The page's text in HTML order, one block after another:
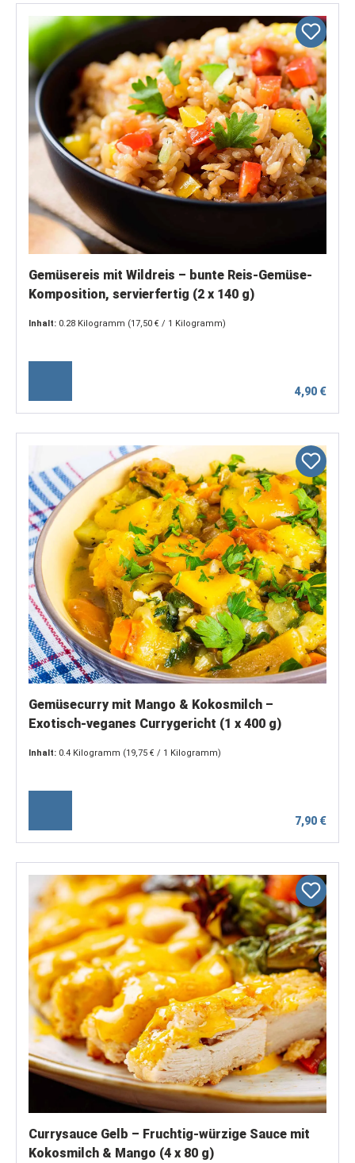
Gemüsereis mit Wildreis – bunte Reis-Gemüse-
Komposition, servierfertig (2 x 140 g)
Inhalt: 0.28 Kilogramm (17,50 € / 1 Kilogramm)
4,90 €
Gemüsecurry mit Mango & Kokosmilch –
Exotisch-veganes Currygericht (1 x 400 g)
Inhalt: 0.4 Kilogramm (19,75 € / 1 Kilogramm)
7,90 €
Currysauce Gelb – Fruchtig-würzige Sauce mit
Kokosmilch & Mango (4 x 80 g)